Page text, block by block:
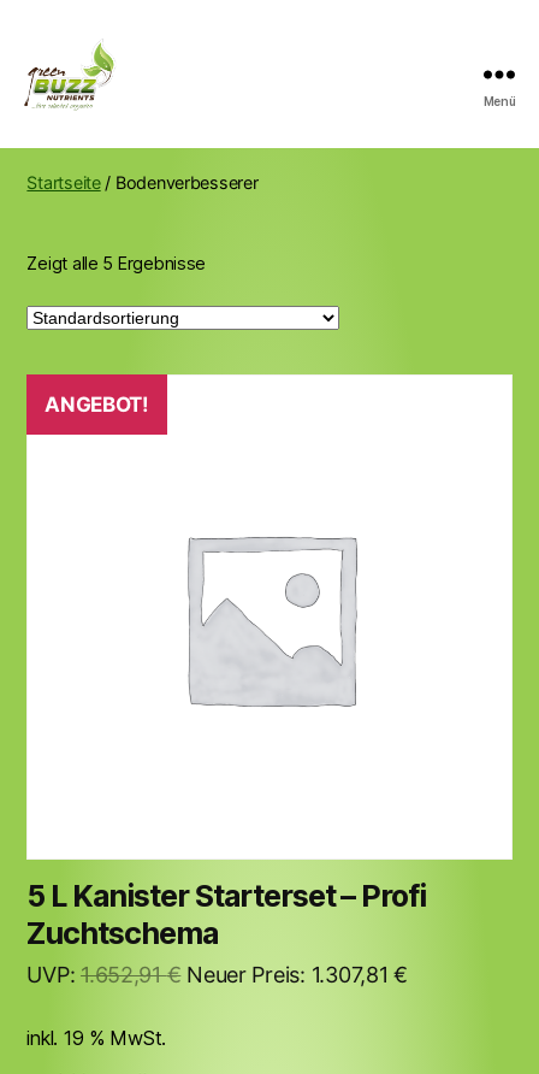
Buzz
Nutrients
Menü
Startseite/ Bodenverbesserer
Zeigt alle 5 Ergebnisse
ANGEBOT!
5 L Kanister Starterset – Profi
Zuchtschema
UVP: 1.652,91€ Ursprünglicher
Neuer Preis: 1.307,81€Aktueller
inkl. 19 % MwSt.